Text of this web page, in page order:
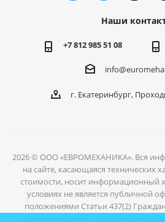
Наши
+7 812 985 51 08
г. Екатеринбург,
2026 © ООО «ЕВРОМЕХАНИКА». Вся
на сайте, касающаяся технических
стоимости, носит информационный
условиях не является публичной
положениями Статьи 437(2)